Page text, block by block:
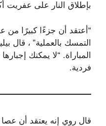
بإطلاق النار على عفريت
“أعتقد أن جزءًا كبيرًا من
التمسك بالعملية” ، قال
المباراة. “لا يمكنك
فردية.
قال روي إنه يعتقد أن